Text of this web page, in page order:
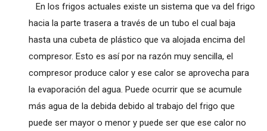
En los frigos actuales existe un sistema que va del frigo
hacia la parte trasera a través de un tubo el cual baja
hasta una cubeta de plástico que va alojada encima del
compresor. Esto es así por na razón muy sencilla, el
compresor produce calor y ese calor se aprovecha para
la evaporación del agua. Puede ocurrir que se acumule
más agua de la debida debido al trabajo del frigo que
puede ser mayor o menor y puede ser que ese calor no